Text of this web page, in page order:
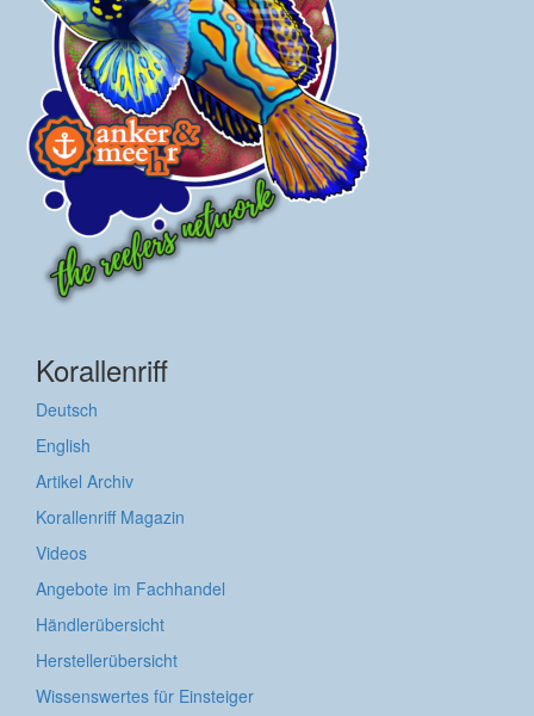
Korallenriff
Deutsch
English
Artikel Archiv
Korallenriff Magazin
Videos
Angebote im Fachhandel
Händlerübersicht
Herstellerübersicht
Wissenswertes für Einsteiger